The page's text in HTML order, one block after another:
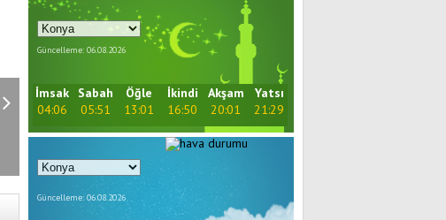
Güncelleme: 06.08.2026
İmsak
04:06
Sabah
05:51
Öğle
13:01
İkindi
16:50
Akşam
20:01
Yatsı
21:29
Güncelleme: 06.08.2026